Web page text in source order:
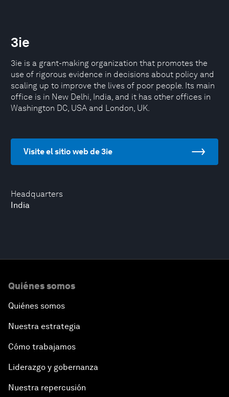
Headquarters
India
3ie
3ie is a grant-making organization that promotes the
use of rigorous evidence in decisions about policy and
scaling up to improve the lives of poor people. Its main
office is in New Delhi, India, and it has other offices in
Washington DC, USA and London, UK.
Visite el sitio web de 3ie
Quiénes somos
Quiénes somos
Nuestra estrategia
Cómo trabajamos
Liderazgo y gobernanza
Nuestra repercusión